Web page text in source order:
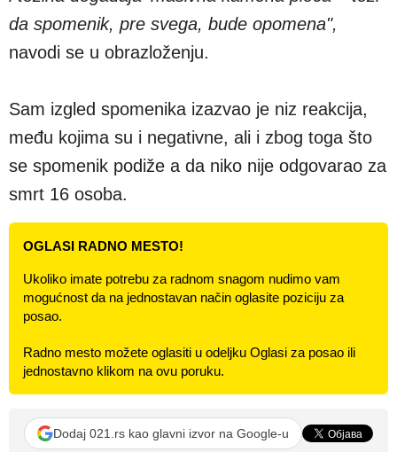
da spomenik, pre svega, bude opomena",
navodi se u obrazloženju.
Sam izgled spomenika izazvao je niz reakcija,
među kojima su i negativne, ali i zbog toga što
se spomenik podiže a da niko nije odgovarao za
smrt 16 osoba.
OGLASI RADNO MESTO!
Ukoliko imate potrebu za radnom snagom nudimo vam
mogućnost da na jednostavan način oglasite poziciju za
posao.
Radno mesto možete oglasiti u odeljku Oglasi za posao ili
jednostavno klikom na ovu poruku.
Dodaj 021.rs kao glavni izvor na Google-u